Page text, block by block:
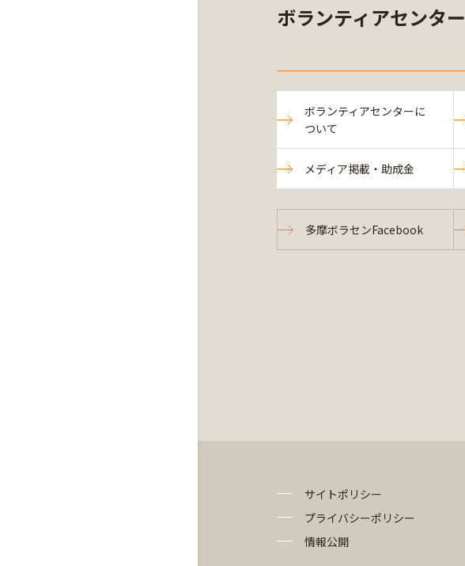
ボランティアセンター
ボランティアセンターに
ついて
メディア掲載・助成金
多摩ボラセンFacebook
サイトポリシー
プライバシーポリシー
情報公開